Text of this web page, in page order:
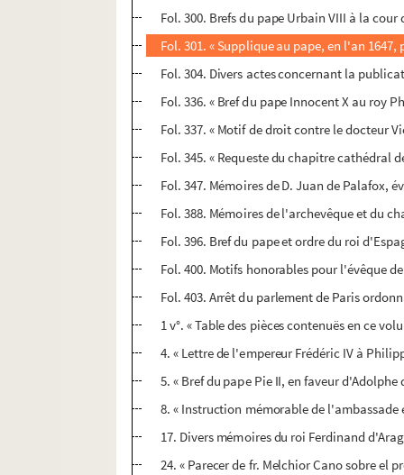
Fol. 300. Brefs du pape Urbain VIII à la
Fol. 301. « Supplique au pape, en l'an
Fol. 304. Divers actes concernant la
Fol. 336. « Bref du pape Innocent X au roy
Fol. 337. « Motif de droit contre le docteur
Fol. 345. « Requeste du chapitre cathédral
Fol. 347. Mémoires de D. Juan de Palafox,
Fol. 388. Mémoires de l'archevêque et du
Fol. 396. Bref du pape et ordre du roi
Fol. 400. Motifs honorables pour l'évêque
Fol. 403. Arrêt du parlement de Paris
1 v°. « Table des pièces contenuës en ce
4. « Lettre de l'empereur Frédéric IV à
5. « Bref du pape Pie II, en faveur
8. « Instruction mémorable de
17. Divers mémoires du roi Ferdinand
24. « Parecer de fr. Melchior Cano sobre el